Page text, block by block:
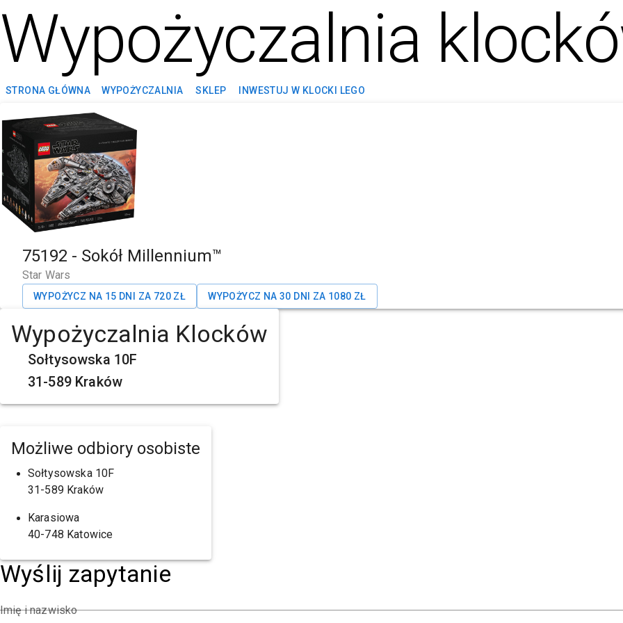
Wypożyczalnia
STRONA GŁÓWNA WYPOŻYCZALNIA SKLEP INWESTUJ W KLOCKI LEGO
75192 - Sokół Millennium™
Star Wars
WYPOŻYCZ NA 15 DNI ZA 720 ZŁ WYPOŻYCZ NA 30 DNI ZA 1080 ZŁ
Wypożyczalnia Klocków
Sołtysowska 10F
31-589 Kraków
Możliwe odbiory osobiste
Sołtysowska 10F
31-589 Kraków
Karasiowa
40-748 Katowice
Wyślij zapytanie
Imię i nazwisko